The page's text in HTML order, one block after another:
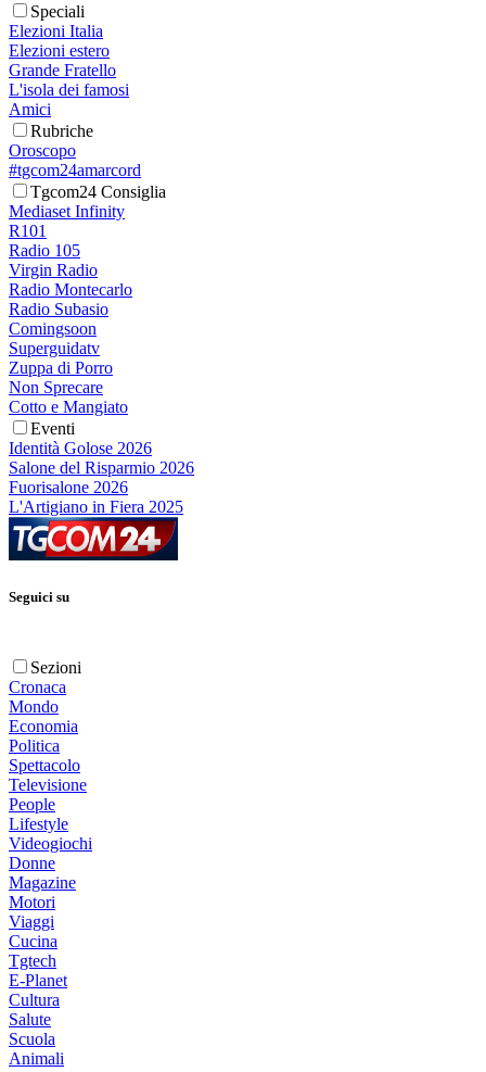
Speciali
Elezioni Italia
Elezioni estero
Grande Fratello
L'isola dei famosi
Amici
Rubriche
Oroscopo
#tgcom24amarcord
Tgcom24 Consiglia
Mediaset Infinity
R101
Radio 105
Virgin Radio
Radio Montecarlo
Radio Subasio
Comingsoon
Superguidatv
Zuppa di Porro
Non Sprecare
Cotto e Mangiato
Eventi
Identità Golose 2026
Salone del Risparmio 2026
Fuorisalone 2026
L'Artigiano in Fiera 2025
Seguici su
Sezioni
Cronaca
Mondo
Economia
Politica
Spettacolo
Televisione
People
Lifestyle
Videogiochi
Donne
Magazine
Motori
Viaggi
Cucina
Tgtech
E-Planet
Cultura
Salute
Scuola
Animali